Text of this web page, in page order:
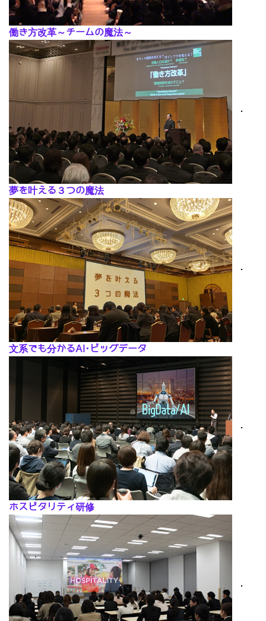
働き方改革～チームの魔法～
･
夢を叶える３つの魔法
･
文系でも分かるAI･ビッグデータ
･
ホスピタリティ研修
･